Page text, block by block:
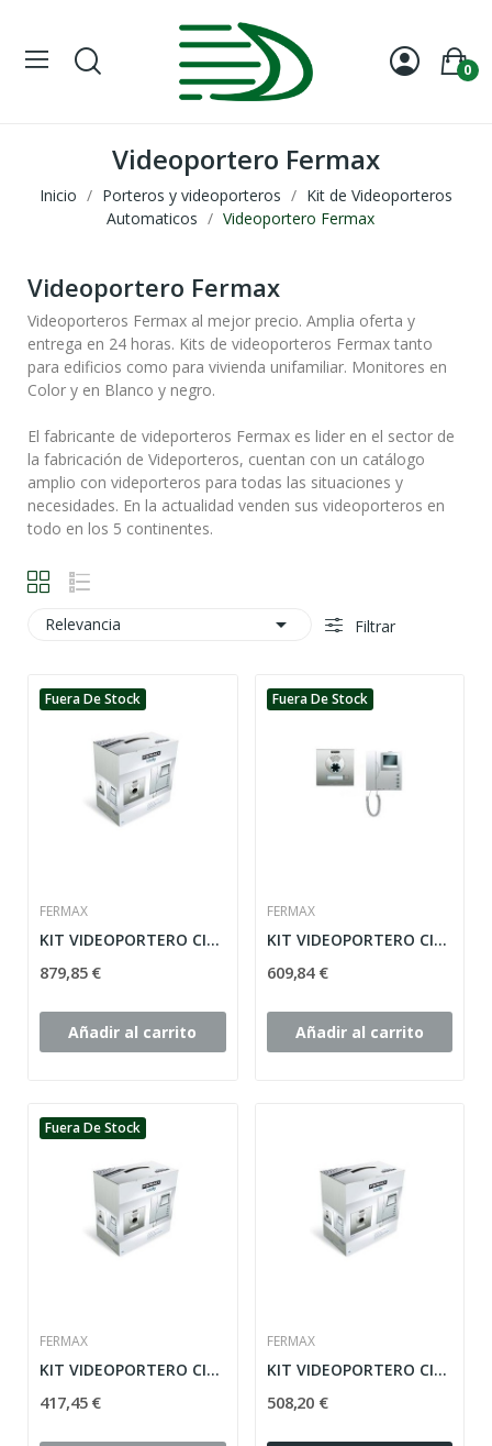
0
Videoportero Fermax
Inicio Porteros y videoporteros
Kit de Videoporteros
Automaticos
Videoportero Fermax
Videoportero Fermax
Videoporteros Fermax al mejor precio. Amplia oferta y
entrega en 24 horas. Kits de videoporteros Fermax tanto
para edificios como para vivienda unifamiliar. Monitores en
Color y en Blanco y negro.
El fabricante de videporteros Fermax es lider en el sector de
la fabricación de Videporteros, cuentan con un catálogo
amplio con videporteros para todas las situaciones y
necesidades. En la actualidad venden sus videoporteros en
todo en los 5 continentes.
Relevancia  Filtrar
Fuera De Stock
FERMAX
KIT VIDEOPORTERO CITY VDS FERMAX
879,85 €
Añadir al carrito
Fuera De Stock
FERMAX
KIT VIDEOPORTERO CITY BUS 2 FERMAX
609,84 €
Añadir al carrito
Fuera De Stock
FERMAX
KIT VIDEOPORTERO CITY VDS FERMAX 1 LINEA,...
417,45 €
FERMAX
KIT VIDEOPORTERO CITY VDS FERMAX 1 LINEA, COLOR
508,20 €